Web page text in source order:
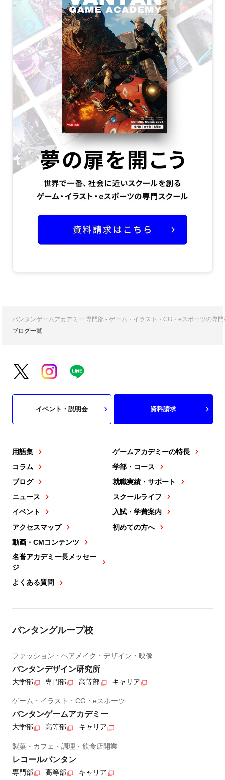
バンタンゲームアカデミー 専門部 - ゲーム・イラスト・CG・eスポーツの専
ブログ一覧
用語集
コラム
ブログ
ニュース
イベント
アクセスマップ
動画・CMコンテンツ
名誉アカデミー長メッセー
ジ
よくある質問
ゲームアカデミーの特長
学部・コース
就職実績・サポート
スクールライフ
入試・学費案内
初めての方へ
イベント・説明会 資料請求
バンタングループ校
ファッション・ヘアメイク・デザイン・映像
バンタンデザイン研究所
大学部 専門部 高等部 キャリア
ゲーム・イラスト・CG・eスポーツ
バンタンゲームアカデミー
大学部 高等部 キャリア
製菓・カフェ・調理・飲食店開業
レコールバンタン
専門部 高等部 キャリア